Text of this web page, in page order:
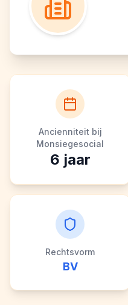
Ancienniteit bij
Monsiegesocial
6 jaar
Rechtsvorm
BV